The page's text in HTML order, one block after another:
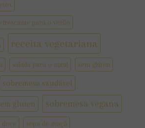
para o verão
receita vegetariana
salada para o natal sem glúten
sobremesa saudável
gluten sobremesa vegana
doce sopa de maçã